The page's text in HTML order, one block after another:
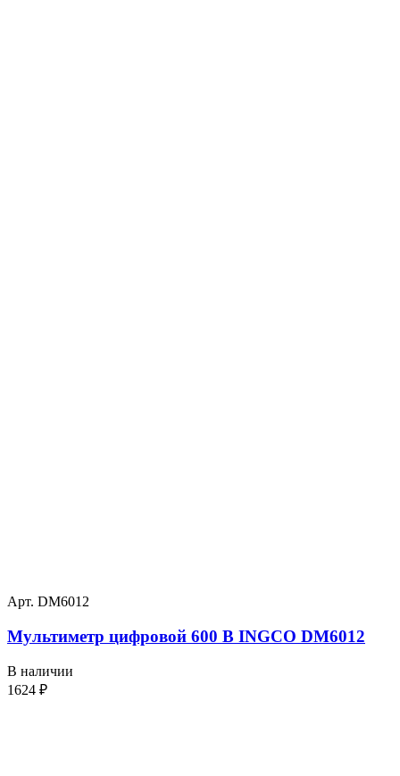
Арт. DM6012
Мультиметр цифровой 600 В INGCO DM6012
В наличии
1624 ₽